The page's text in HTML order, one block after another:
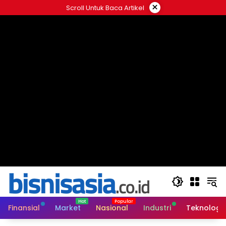
ke
Scroll Untuk Baca Artikel ×
Finansial Market Nasional Industri Teknologi